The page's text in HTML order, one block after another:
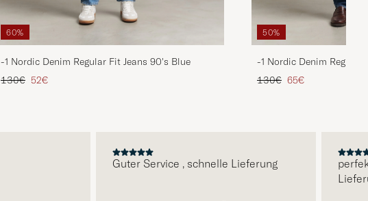
60%
-1 Nordic Denim Regular Fit Jeans 90's Blue
Regulärer Preis
130€ Reduzierter Preis
52€
50%
-1 Nordic Denim Regular
Regulärer Preis
130€ Reduzierter Preis
65€
Guter Service , schnelle Lieferung
Lieferung